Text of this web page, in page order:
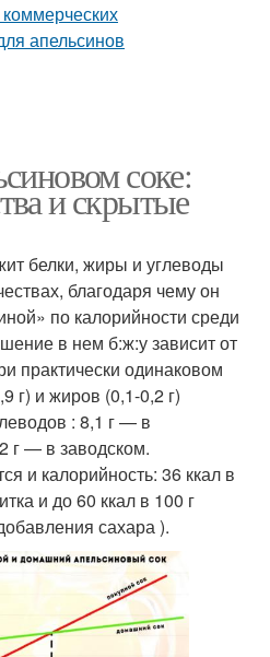
соке:
и скрытые
белки, жиры и углеводы
благодаря чему он
по калорийности среди
в нем б:ж:у зависит от
практически одинаковом
г) и жиров (0,1-0,2 г)
: 8,1 г — в
г — в заводском.
и калорийность: 36 ккал в
и до 60 ккал в 100 г
сахара ).